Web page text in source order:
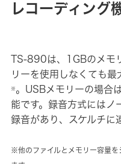
レコーディング
TS-890は、1GBのメモ
リーを使用しなくても
※ 。USBメモリーの場合
能です。録音方式にはノ
録音があり、スケルチに
※他のファイルとメモリー容量を